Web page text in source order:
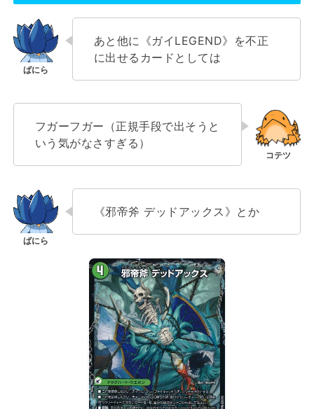
あと他に《ガイLEGEND》を不正
に出せるカードとしては
フガーフガー（正規手段で出そうと
いう気がなさすぎる）
《邪帝斧 デッドアックス》とか